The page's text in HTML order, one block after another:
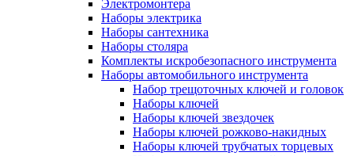
Электромонтера
Наборы электрика
Наборы сантехника
Наборы столяра
Комплекты искробезопасного инструмента
Наборы автомобильного инструмента
Набор трещоточных ключей и головок
Наборы ключей
Наборы ключей звездочек
Наборы ключей рожково-накидных
Наборы ключей трубчатых торцевых